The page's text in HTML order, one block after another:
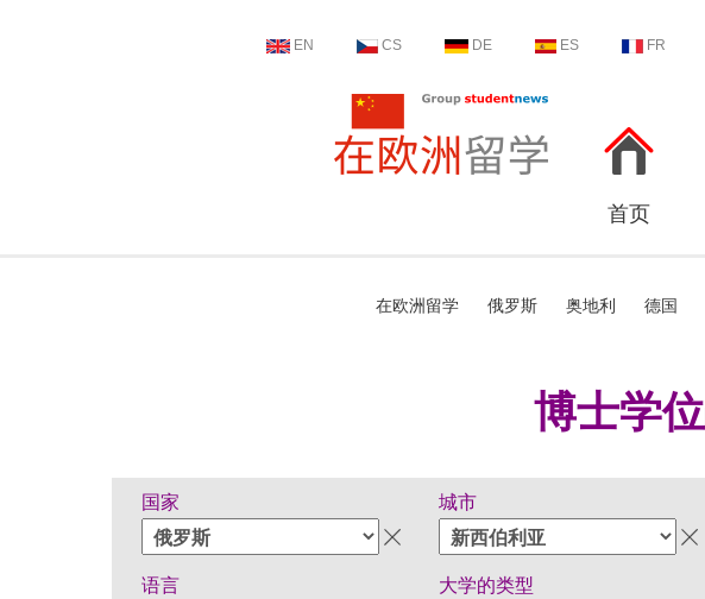
EN CS DE ES FR
首页
在欧洲留学 俄罗斯 奥地利 德国
博士学位
国家 城市
语言 大学的类型